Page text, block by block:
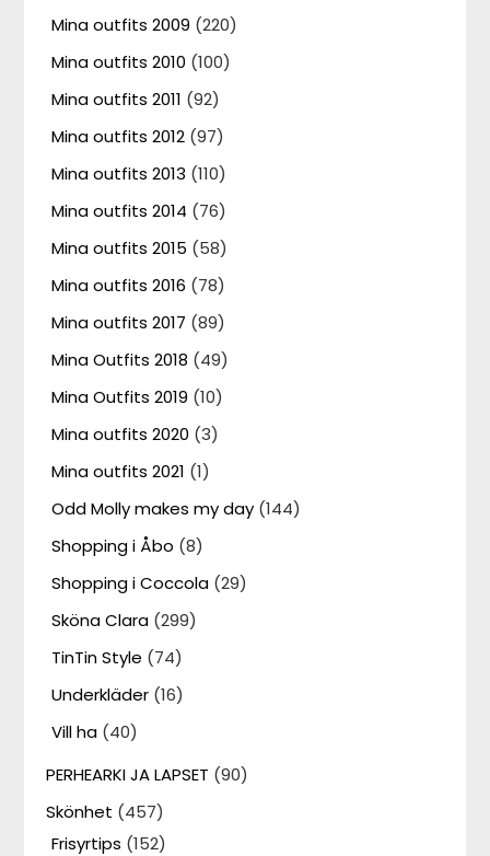
Mina outfits 2009 (220)
Mina outfits 2010 (100)
Mina outfits 2011 (92)
Mina outfits 2012 (97)
Mina outfits 2013 (110)
Mina outfits 2014 (76)
Mina outfits 2015 (58)
Mina outfits 2016 (78)
Mina outfits 2017 (89)
Mina Outfits 2018 (49)
Mina Outfits 2019 (10)
Mina outfits 2020 (3)
Mina outfits 2021 (1)
Odd Molly makes my day (144)
Shopping i Åbo (8)
Shopping i Coccola (29)
Sköna Clara (299)
TinTin Style (74)
Underkläder (16)
Vill ha (40)
PERHEARKI JA LAPSET (90)
Skönhet (457)
Frisyrtips (152)